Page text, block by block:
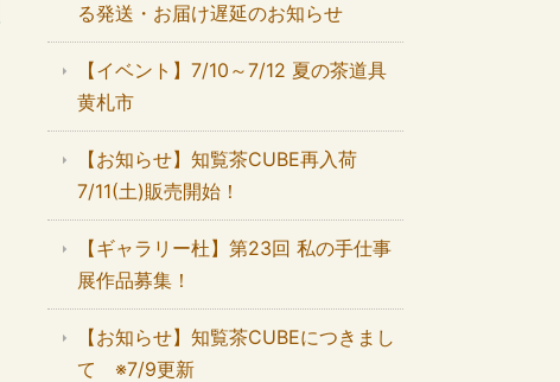
る発送・お届け遅延のお知らせ
【イベント】7/10～7/12 夏の茶道具
黄札市
【お知らせ】知覧茶CUBE再入荷
7/11(土)販売開始！
【ギャラリー杜】第23回 私の手仕事
展作品募集！
【お知らせ】知覧茶CUBEにつきまし
て ※7/9更新